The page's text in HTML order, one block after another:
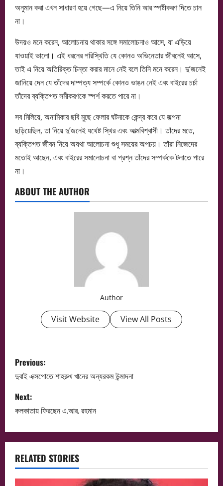
অনুমান করা এখন সাধারণ হয়ে গেছে—এ নিয়ে তিনি আর স্পষ্টীকরণ দিতে চান
না।
উদয়ও মনে করেন, আলোচনায় থাকার সঙ্গে সমালোচনাও আসে, যা এড়িয়ে
যাওয়াই ভালো। এই ধরনের পরিস্থিতি যে কোনও অভিনেতার জীবনেই আসে,
তাই এ নিয়ে অতিরিক্ত চিন্তা করার মানে নেই বলে তিনি মনে করেন। দু’জনেই
জানিয়ে দেন যে তাঁদের দাম্পত্য সম্পর্কে কোনও ভাঙন নেই এবং বাইরের চর্চা
তাঁদের ব্যক্তিগত সমীকরণকে স্পর্শ করতে পারে না।
সব মিলিয়ে, অনামিকার ছবি মুছে ফেলার ঘটনাকে কেন্দ্র করে যে জল্পনা
ছড়িয়েছিল, তা নিয়ে দু’জনেই যথেষ্ট স্থির এবং আত্মবিশ্বাসী। তাঁদের মতে,
ব্যক্তিগত জীবন নিয়ে অযথা আলোচনা শুধু সময়ের অপচয়। তাঁরা নিজেদের
মতোই আছেন, এবং বাইরের সমালোচনা বা প্রশ্ন তাঁদের সম্পর্ককে টলাতে পারে
না।
ABOUT THE AUTHOR
Author
Visit Website View All Posts
P
o
s
t
n
a
Previous:
দুবাই এক্সপোতে শাহরুখ খানের অন্যরকম উন্মাদনা
Next:
কলকাতায় ফিরছেন এ.আর. রহমান
RELATED STORIES